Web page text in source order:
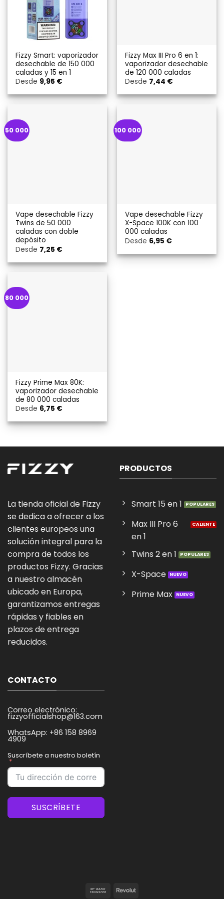
Fizzy Smart: vaporizador
desechable de 150 000
caladas y 15 en 1
Desde 9,95 €
Fizzy Max III Pro 6 en 1:
vaporizador desechable
de 120 000 caladas
Desde 7,44 €
50 000
Vape desechable Fizzy
Twins de 50 000
caladas con doble
depósito
Desde 7,25 €
100 000
Vape desechable Fizzy
X-Space 100K con 100
000 caladas
Desde 6,95 €
80 000
Fizzy Prime Max 80K:
vaporizador desechable
de 80 000 caladas
Desde 6,75 €
La tienda oficial de Fizzy
se dedica a ofrecer a los
clientes europeos una
solución integral para la
compra de todos los
productos Fizzy. Gracias
a nuestro almacén
ubicado en Europa,
garantizamos entregas
rápidas y fiables en
plazos de entrega
reducidos.
PRODUCTOS
Smart 15 en 1
Max III Pro 6
en 1
Twins 2 en 1
X-Space
Prime Max
CONTACTO
Correo electrónico:
fizzyofficialshop@163.com
WhatsApp: +86 158 8969
4909
Suscríbete a nuestro boletín
SUSCRÍBETE
Transferencia
Revolut